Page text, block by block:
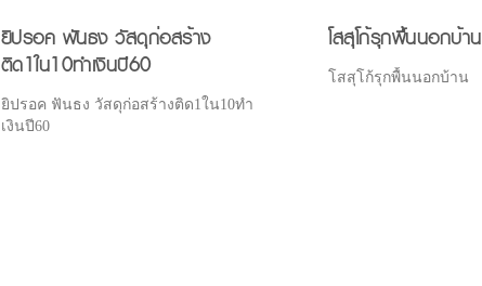
ยิปรอค ฟันธง วัสดุก่อสร้าง
ติด1ใน10ทำเงินปี60
ยิปรอค ฟันธง วัสดุก่อสร้างติด1ใน10ทำ
เงินปี60
โสสุโก้รุกพื้นนอกบ้าน
โสสุโก้รุกพื้นนอกบ้าน